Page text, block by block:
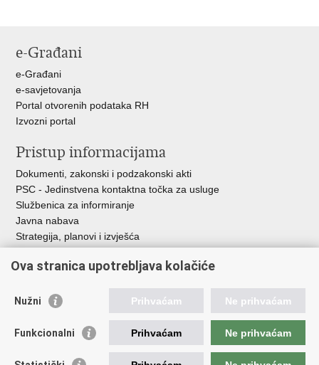
e-Građani
e-Građani
e-savjetovanja
Portal otvorenih podataka RH
Izvozni portal
Pristup informacijama
Dokumenti, zakonski i podzakonski akti
PSC - Jedinstvena kontaktna točka za usluge
Službenica za informiranje
Javna nabava
Strategija, planovi i izvješća
Korisne poveznice
Vlada RH
Ova stranica upotrebljava kolačiće
Nužni Prihvaćam Ne prihvaćam
Funkcionalni Prihvaćam Ne prihvaćam